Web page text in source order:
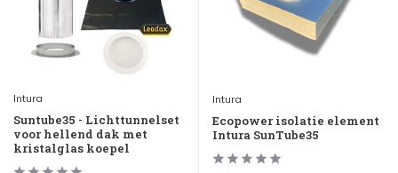
Intura
Suntube35 - Lichttunnelset
voor hellend dak met
kristalglas koepel
Intura
Ecopower isolatie element
Intura SunTube35